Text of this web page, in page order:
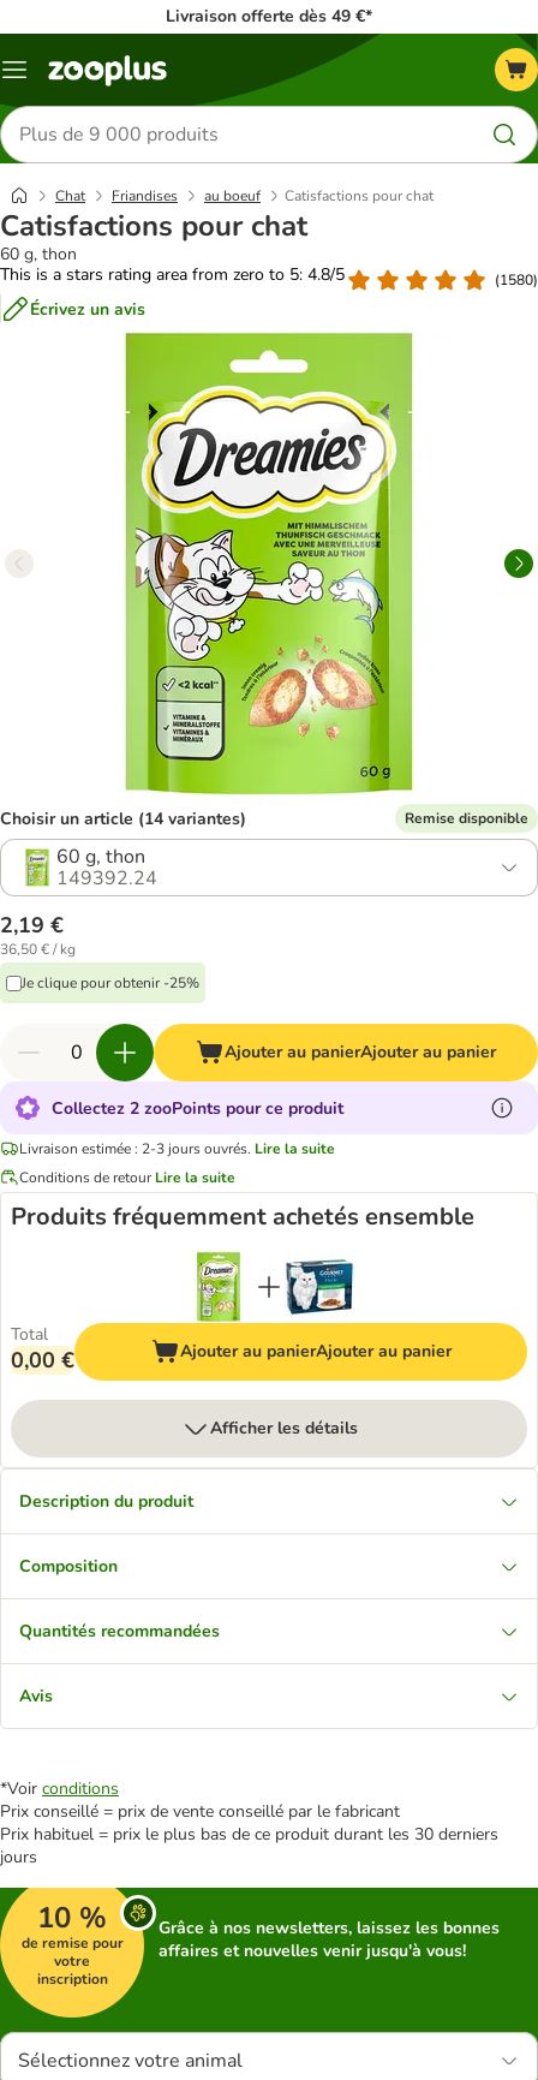
Livraison offerte dès 49 €*
Menu
Rechercher
des
produits
Chat Friandises au boeuf Catisfactions pour chat
Catisfactions pour chat
60 g, thon
This is a stars rating area from zero to 5: 4.8/5
(1580)
Écrivez un avis
Choisir un article (14 variantes) Remise disponible
60 g, thon
149392.24
2,19 €
36,50 € / kg
Je clique pour obtenir -25%
Ajouter au panierAjouter au panier
Collectez 2 zooPoints pour ce produit
Livraison estimée : 2-3 jours ouvrés. Lire la suite
Conditions de retour Lire la suite
Produits fréquemment achetés ensemble
Total
0,00 € Ajouter au panierAjouter au panier
Afficher les détails
Description du produit
Composition
Quantités recommandées
Avis
*Voir conditions
Prix conseillé = prix de vente conseillé par le fabricant
Prix habituel = prix le plus bas de ce produit durant les 30 derniers
jours
10 %
de remise pour
votre
inscription
Grâce à nos newsletters, laissez les bonnes
affaires et nouvelles venir jusqu'à vous!
Sélectionnez votre animal